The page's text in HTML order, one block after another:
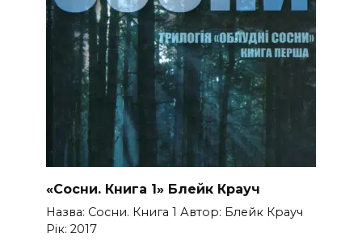
«Сосни. Книга 1» Блейк Крауч
Назва: Сосни. Книга 1 Автор: Блейк Крауч
Рік: 2017